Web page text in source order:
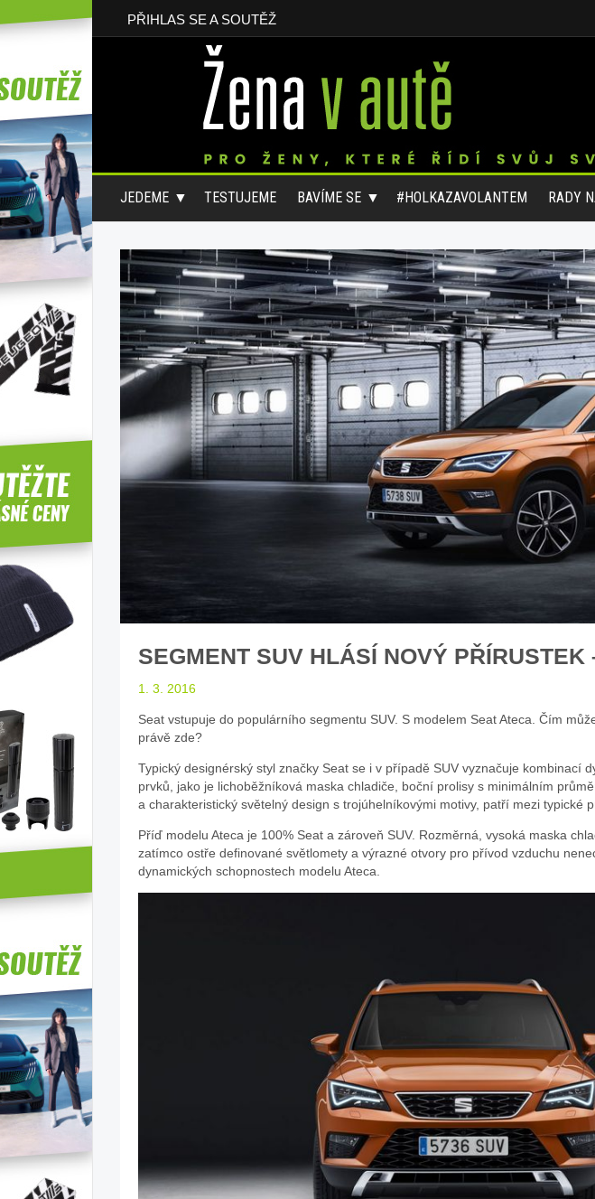
PŘIHLAS SE A SOUTĚŽ
JEDEME TESTUJEME BAVÍME SE #HOLKAZAVOLANTEM RADY
SEGMENT SUV HLÁSÍ NOVÝ PŘÍRUSTEK
1. 3. 2016
Seat vstupuje do populárního segmentu SUV. S modelem Seat Ateca. Čím
právě zde?
Typický designérský styl značky Seat se i v případě SUV vyznačuje kombinací
prvků, jako je lichoběžníková maska chladiče, boční prolisy s minimálním
a charakteristický světelný design s trojúhelníkovými motivy, patří mezi typické
Příď modelu Ateca je 100% Seat a zároveň SUV. Rozměrná, vysoká maska
zatímco ostře definované světlomety a výrazné otvory pro přívod vzduchu
dynamických schopnostech modelu Ateca.
laické veřejnosti
Inteligentní průvodce světem
elektromobility
sleduj náš web ELenka.cz
Základy správného poutání
autosedačky
stručně o